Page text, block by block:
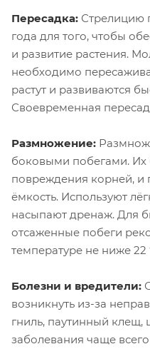
Пересадка: Стрелицию
года для того, чтобы
и развитие растения.
необходимо
растут и развиваются
Своевременная
Размножение:
боковыми побегами. Их
повреждения корней, и
ёмкость. Используют
насыпают дренаж. Для
отсаженные побеги
температуре не ниже 22
Болезни и вредители:
возникнуть из-за
гниль, паутинный
заболевания чаще